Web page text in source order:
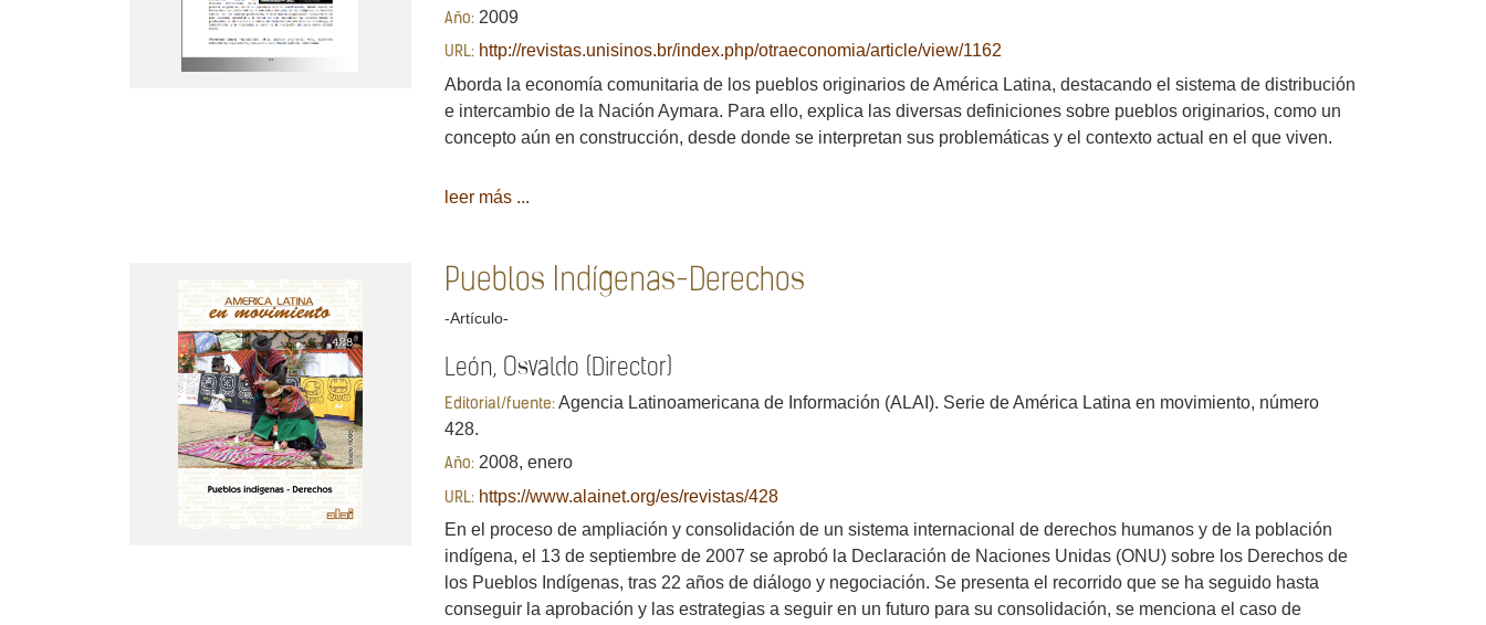
Año: 2009
URL: http://revistas.unisinos.br/index.php/otraeconomia/article/view/1162
Aborda la economía comunitaria de los pueblos originarios de América Latina, destacando el sistema de distribución
e intercambio de la Nación Aymara. Para ello, explica las diversas definiciones sobre pueblos originarios, como un
concepto aún en construcción, desde donde se interpretan sus problemáticas y el contexto actual en el que viven.
leer más ...
Pueblos Indígenas-Derechos
-Artículo-
León, Osvaldo (Director)
Editorial/fuente: Agencia Latinoamericana de Información (ALAI). Serie de América Latina en movimiento, número
428.
Año: 2008, enero
URL: https://www.alainet.org/es/revistas/428
En el proceso de ampliación y consolidación de un sistema internacional de derechos humanos y de la población
indígena, el 13 de septiembre de 2007 se aprobó la Declaración de Naciones Unidas (ONU) sobre los Derechos de
los Pueblos Indígenas, tras 22 años de diálogo y negociación. Se presenta el recorrido que se ha seguido hasta
conseguir la aprobación y las estrategias a seguir en un futuro para su consolidación, se menciona el caso de